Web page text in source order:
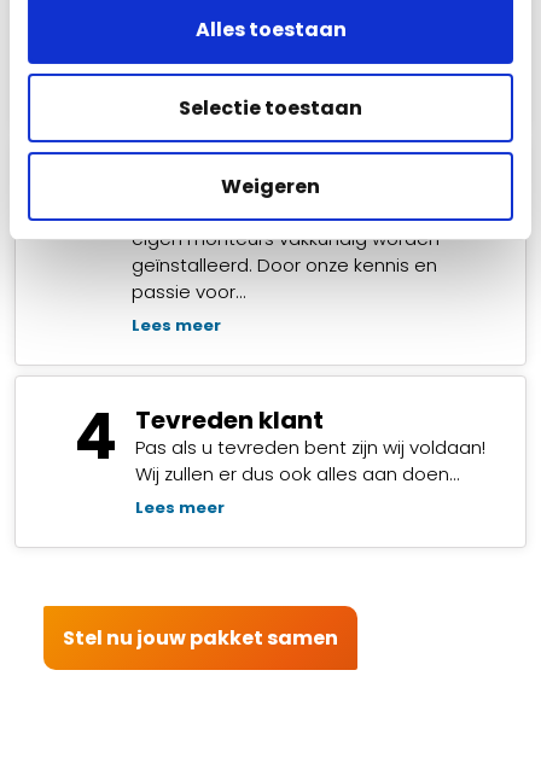
Alles toestaan
Selectie toestaan
Weigeren
persoonlijke situatie te bekijken en met u
3 Montage camera’s
eigen monteurs vakkundig worden
geïnstalleerd. Door onze kennis en
passie voor…
Lees meer
4 Tevreden klant
Pas als u tevreden bent zijn wij voldaan!
Wij zullen er dus ook alles aan doen…
Lees meer
Stel nu jouw pakket samen